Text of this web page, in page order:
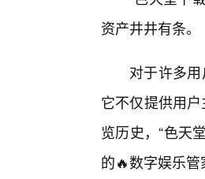
资产井井有条。
对于许多
它不仅提供用
览历史，“色天
的🔥数字娱乐